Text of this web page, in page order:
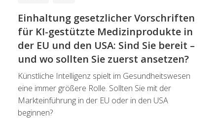
Einhaltung gesetzlicher Vorschriften
für KI-gestützte Medizinprodukte in
der EU und den USA: Sind Sie bereit –
und wo sollten Sie zuerst ansetzen?
Künstliche Intelligenz spielt im Gesundheitswesen
eine immer größere Rolle. Sollten Sie mit der
Markteinführung in der EU oder in den USA
beginnen?